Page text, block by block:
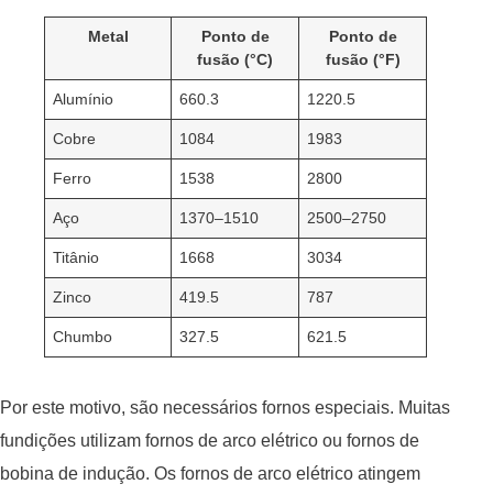
Metal
Ponto de
fusão (°C)
Ponto de
fusão (°F)
Alumínio 660.3 1220.5
Cobre 1084 1983
Ferro 1538 2800
Aço 1370–1510 2500–2750
Titânio 1668 3034
Zinco 419.5 787
Chumbo 327.5 621.5
Por este motivo, são necessários fornos especiais. Muitas
fundições utilizam fornos de arco elétrico ou fornos de
bobina de indução. Os fornos de arco elétrico atingem